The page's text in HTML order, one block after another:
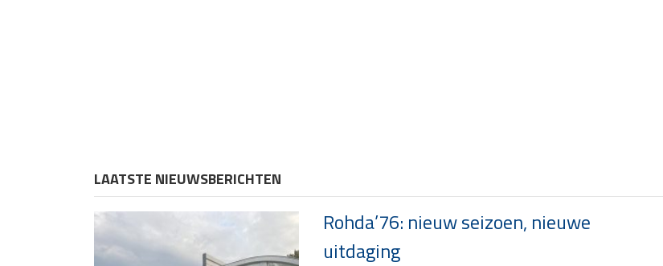
LAATSTE NIEUWSBERICHTEN
Rohda’76: nieuw seizoen, nieuwe
uitdaging